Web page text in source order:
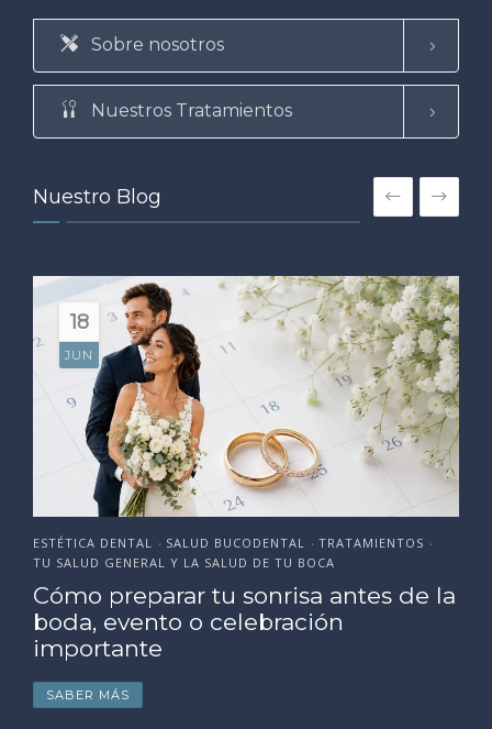
Sobre nosotros
Nuestros Tratamientos
Nuestro Blog
18
JUN
ESTÉTICA DENTAL • SALUD BUCODENTAL • TRATAMIENTOS •
TU SALUD GENERAL Y LA SALUD DE TU BOCA
Cómo preparar tu sonrisa antes de la
boda, evento o celebración
importante
SABER MÁS